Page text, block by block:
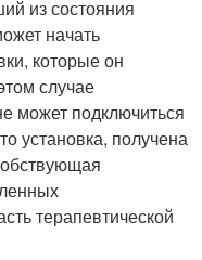
из состояния
начать
которые он
случае
может подключиться
установка, получена
терапевтической